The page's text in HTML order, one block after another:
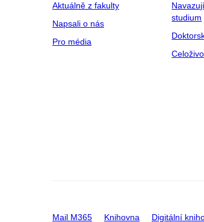
Aktuálně z fakulty
Napsali o nás
Pro média
studium
Mail M365 Knihovna Digitální